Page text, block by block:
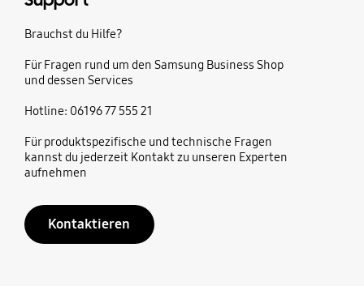
Brauchst du Hilfe?
Für Fragen rund um den Samsung Business Shop
und dessen Services
Hotline: 06196 77 555 21
Für produktspezifische und technische Fragen
kannst du jederzeit Kontakt zu unseren Experten
aufnehmen
Kontaktieren